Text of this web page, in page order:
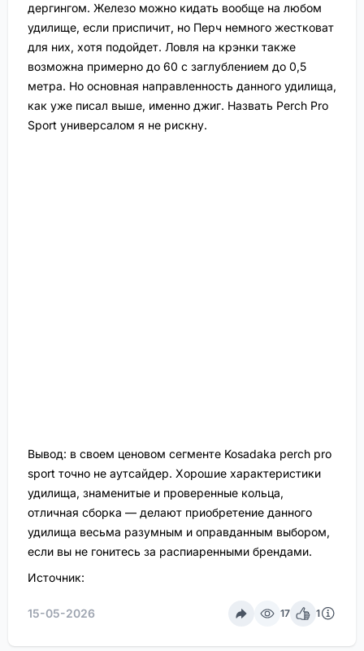
дергингом. Железо можно кидать вообще на любом
удилище, если приспичит, но Перч немного жестковат
для них, хотя подойдет. Ловля на крэнки также
возможна примерно до 60 с заглублением до 0,5
метра. Но основная направленность данного удилища,
как уже писал выше, именно джиг. Назвать Perch Pro
Sport универсалом я не рискну.
Вывод: в своем ценовом сегменте Kosadaka perch pro
sport точно не аутсайдер. Хорошие характеристики
удилища, знаменитые и проверенные кольца,
отличная сборка — делают приобретение данного
удилища весьма разумным и оправданным выбором,
если вы не гонитесь за распиаренными брендами.
Источник:
15-05-2026 17 1